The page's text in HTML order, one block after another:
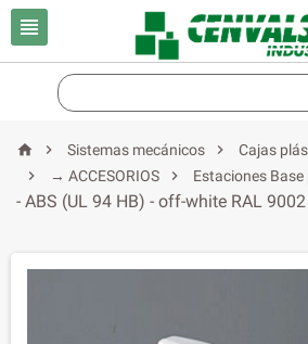

  Sistemas mecánicos 
Cajas

→ ACCESORIOS  Estaciones
- ABS (UL 94 HB) - off-white RAL 9002